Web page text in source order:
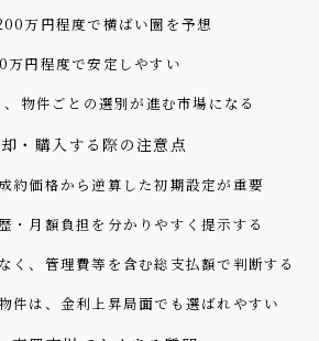
万円程度で横ばい圏を予想
円程度で安定しやすい
物件ごとの選別が進む市場になる
・購入する際の注意点
約価格から逆算した初期設定が重要
・月額負担を分かりやすく提示する
く、管理費等を含む総支払額で判断する
件は、金利上昇局面でも選ばれやすい